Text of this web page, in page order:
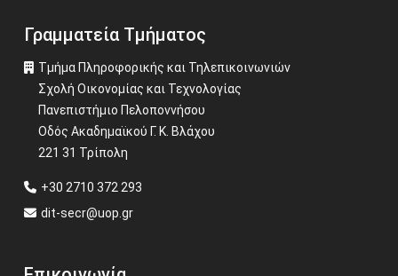
Γραμματεία Τμήματος
Τμήμα Πληροφορικής και Τηλεπικοινωνιών
Σχολή Οικονομίας και Τεχνολογίας
Πανεπιστήμιο Πελοποννήσου
Οδός Ακαδημαϊκού Γ. Κ. Βλάχου
221 31 Τρίπολη
+30 2710 372 293
dit-secr@uop.gr